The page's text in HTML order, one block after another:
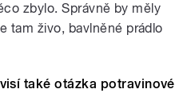
zbylo. Správně by měly
tam živo, bavlněné prádlo
také otázka potravinové